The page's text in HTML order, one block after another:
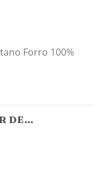
Forro 100%
DE…